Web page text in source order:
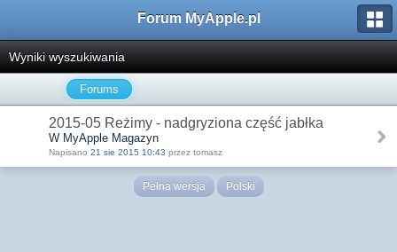
Forum MyApple.pl
Wyniki wyszukiwania
Forums
2015-05 Reżimy - nadgryziona część jabłka
W MyApple Magazyn
Napisano 21 sie 2015 10:43 przez tomasz
Pełna wersja Polski